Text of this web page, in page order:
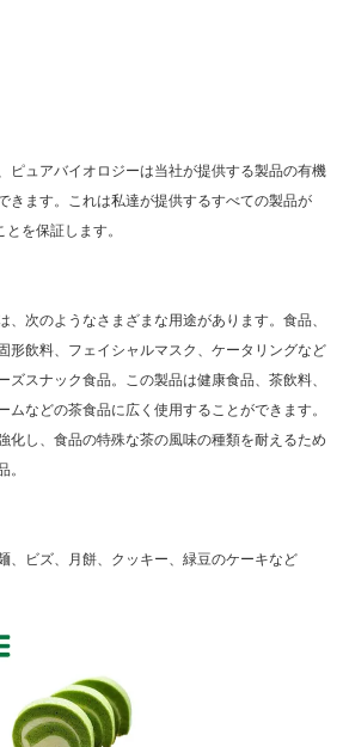
ピュアバイオロジーは当社が提供する製品の有機
きます。これは私達が提供するすべての製品が
を保証します。
、次のようなさまざまな用途があります。食品、
形飲料、フェイシャルマスク、ケータリングなど
ズスナック食品。この製品は健康食品、茶飲料、
ムなどの茶食品に広く使用することができます。
化し、食品の特殊な茶の風味の種類を耐えるため
。
、ビズ、月餅、クッキー、緑豆のケーキなど